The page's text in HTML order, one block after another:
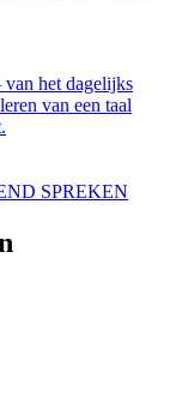
het dagelijks
van een taal
SPREKEN